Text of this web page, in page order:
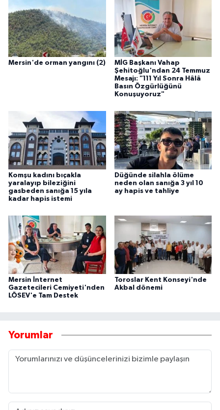
Mersin'de orman yangını (2)
MİG Başkanı Vahap
Şehitoğlu'ndan 24 Temmuz
Mesajı: "111 Yıl Sonra Hâlâ
Basın Özgürlüğünü
Konuşuyoruz"
Komşu kadını bıçakla
yaralayıp bileziğini
gasbeden sanığa 15 yıla
kadar hapis istemi
Düğünde silahla ölüme
neden olan sanığa 3 yıl 10
ay hapis ve tahliye
Mersin İnternet
Gazetecileri Cemiyeti'nden
LÖSEV'e Tam Destek
Toroslar Kent Konseyi'nde
Akbal dönemi
Yorumlar